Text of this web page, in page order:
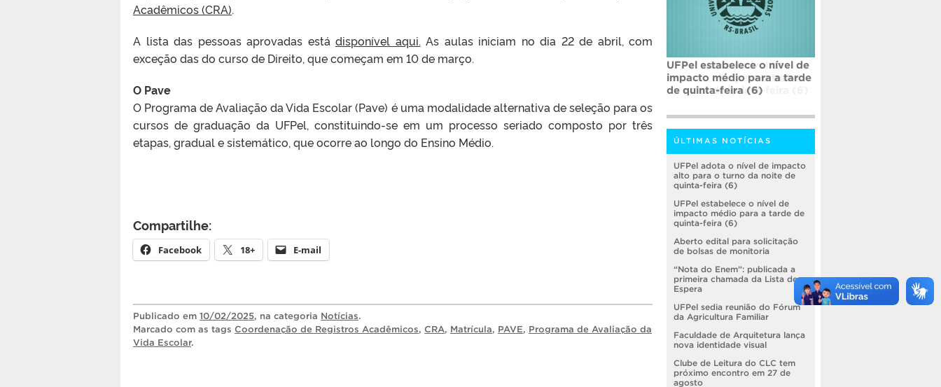
Acadêmicos (CRA).
A lista das pessoas aprovadas está disponível aqui. As aulas iniciam no dia 22 de abril, com
exceção das do curso de Direito, que começam em 10 de março.
O Pave
O Programa de Avaliação da Vida Escolar (Pave) é uma modalidade alternativa de seleção para os
cursos de graduação da UFPel, constituindo-se em um processo seriado composto por três
etapas, gradual e sistemático, que ocorre ao longo do Ensino Médio.
Compartilhe:
Facebook 18+ E-mail
Publicado em 10/02/2025, na categoria Notícias.
Marcado com as tags Coordenação de Registros Acadêmicos, CRA, Matrícula, PAVE, Programa de Avaliação da
Vida Escolar.
UFPel estabelece o nível de
impacto médio para a tarde
de quinta-feira (6)
ÚLTIMAS NOTÍCIAS
UFPel adota o nível de impacto
alto para o turno da noite de
quinta-feira (6)
UFPel estabelece o nível de
impacto médio para a tarde de
quinta-feira (6)
Aberto edital para solicitação
de bolsas de monitoria
“Nota do Enem”: publicada a
primeira chamada da Lista de
Espera
UFPel sedia reunião do Fórum
da Agricultura Familiar
Faculdade de Arquitetura lança
nova identidade visual
Clube de Leitura do CLC tem
próximo encontro em 27 de
agosto